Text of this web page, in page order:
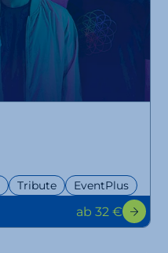
Tribute EventPlus
ab 32 €